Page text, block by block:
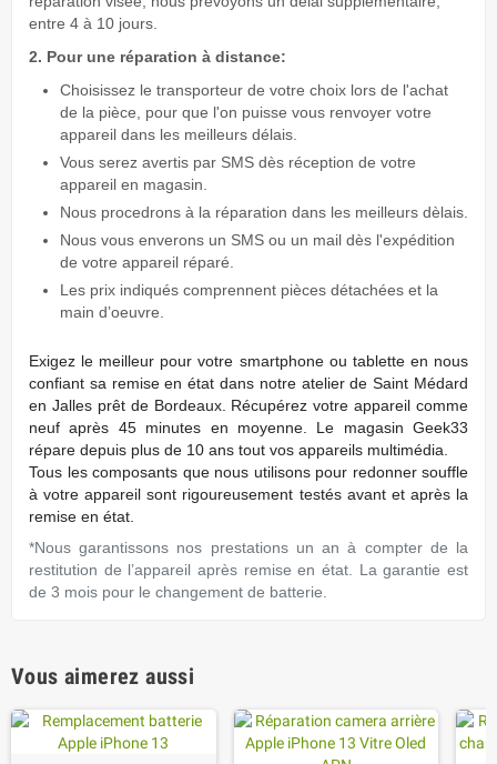
entre 4 à 10 jours.
2. Pour une réparation à distance:
Choisissez le transporteur de votre choix lors de l'achat
de la pièce, pour que l'on puisse vous renvoyer votre
appareil dans les meilleurs délais.
Vous serez avertis par SMS dès réception de votre
appareil en magasin.
Nous procedrons à la réparation dans les meilleurs dèlais.
Nous vous enverons un SMS ou un mail dès l'expédition
de votre appareil réparé.
Les prix indiqués comprennent pièces détachées et la
main d’oeuvre.
Exigez le meilleur pour votre smartphone ou tablette en nous
conﬁant sa remise en état dans notre atelier de Saint Médard
en Jalles prêt de Bordeaux. Récupérez votre appareil comme
neuf après 45 minutes en moyenne. Le magasin Geek33
répare depuis plus de 10 ans tout vos appareils multimédia.
Tous les composants que nous utilisons pour redonner souffle
à votre appareil sont rigoureusement testés avant et après la
remise en état.
*Nous garantissons nos prestations un an à compter de la
restitution de l’appareil après remise en état. La garantie est
de 3 mois pour le changement de batterie.
Vous aimerez aussi